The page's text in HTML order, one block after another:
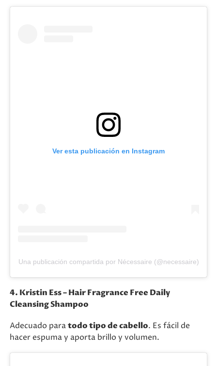
Ver esta publicación en Instagram
Una publicación compartida por Nécessaire (@necessaire)
4. Kristin Ess – Hair Fragrance Free Daily
Cleansing Shampoo
Adecuado paratodo tipo de cabello. Es fácil de
hacer espuma y aporta brillo y volumen.